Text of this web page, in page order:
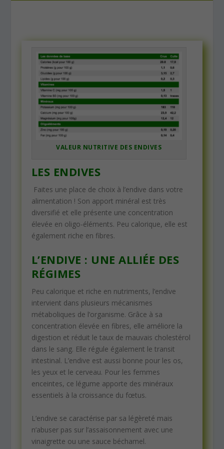
VALEUR NUTRITIVE DES ENDIVES
LES ENDIVES
Faites une place de choix à l’endive dans votre
alimentation ! Son apport minéral est très
diversifié et elle présente une concentration
élevée en oligo-éléments. Peu calorique, elle est
également riche en fibres.
L’ENDIVE : UNE ALLIÉE DES
RÉGIMES
Peu calorique et riche en nutriments, l’endive
intervient dans plusieurs mécanismes
métaboliques de l’organisme. Grâce à sa
concentration élevée en fibres, elle améliore la
digestion et réduit le taux de mauvais cholestérol
dans le sang. Elle régule également le transit
intestinal. L’endive est aussi bonne pour les os,
les yeux et le cerveau. Pour les femmes
enceintes, ce légume apporte des minéraux
essentiels à la croissance du fœtus.
L’endive se caractérise par sa légèreté mais
n’abuser pas sur l’assaisonnement avec une
vinaigrette ou une sauce béchamel.